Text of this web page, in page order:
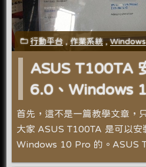
行動平台 ,作業系統,Windows
ASUS T100TA
6.0、Windows
首先，這不是一篇教學文章，
大家 ASUS T100TA 是可以
Windows 10 Pro 的。ASUS